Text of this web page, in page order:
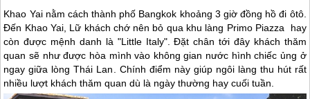
Khao Yai nằm cách thành phố Bangkok khoảng 3 giờ đồng hồ đi ôtô.
Đến Khao Yai, Lữ khách chớ nên bỏ qua khu làng Primo Piazza hay
còn được mệnh danh là "Little Italy". Đặt chân tới đây khách thăm
quan sẽ như được hòa mình vào không gian nước hình chiếc ủng ở
ngay giữa lòngThái Lan. Chính điểm này giúp ngôi làng thu hút rất
nhiều lượt khách thăm quan dù là ngày thường hay cuối tuần.